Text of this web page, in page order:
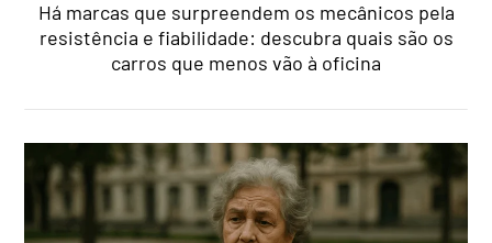
Há marcas que surpreendem os mecânicos pela
resistência e fiabilidade: descubra quais são os
carros que menos vão à oficina